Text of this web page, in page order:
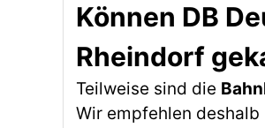
Können DB
Rheindorf
Teilweise sind die
Wir empfehlen